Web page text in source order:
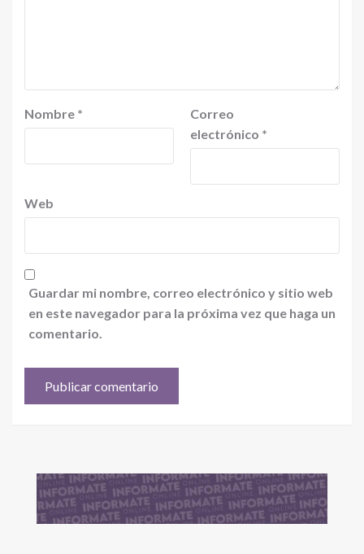
Nombre *
Correo
electrónico *
Web
Guardar mi nombre, correo electrónico y sitio web
en este navegador para la próxima vez que haga un
comentario.